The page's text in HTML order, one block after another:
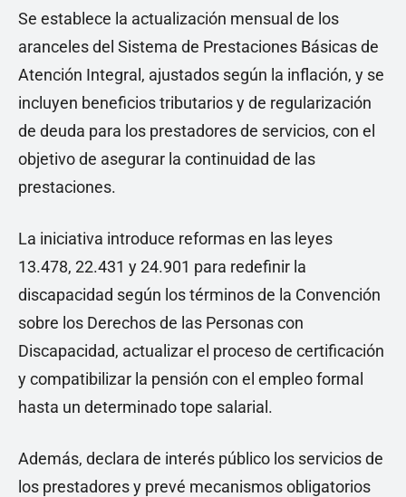
Se establece la actualización mensual de los
aranceles del Sistema de Prestaciones Básicas de
Atención Integral, ajustados según la inflación, y se
incluyen beneficios tributarios y de regularización
de deuda para los prestadores de servicios, con el
objetivo de asegurar la continuidad de las
prestaciones.
La iniciativa introduce reformas en las leyes
13.478, 22.431 y 24.901 para redefinir la
discapacidad según los términos de la Convención
sobre los Derechos de las Personas con
Discapacidad, actualizar el proceso de certificación
y compatibilizar la pensión con el empleo formal
hasta un determinado tope salarial.
Además, declara de interés público los servicios de
los prestadores y prevé mecanismos obligatorios